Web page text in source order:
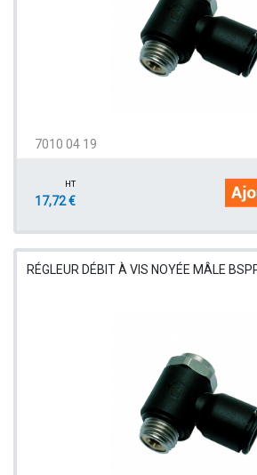
7010 04 19
HT
17,72 €
RÉGLEUR DÉBIT À VIS NOYÉE MÂLE